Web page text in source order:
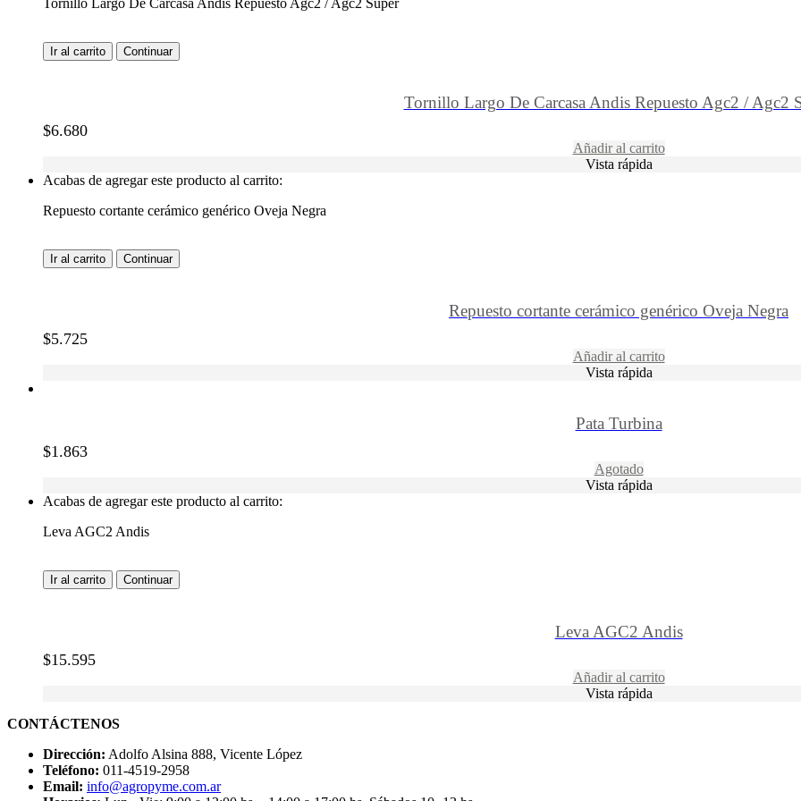
Ir al carrito Continuar
Tornillo Largo De Carcasa Andis Repuesto Agc2 / Agc2
$6.680
Añadir al carrito
Vista rápida
Acabas de agregar este producto al carrito:
Repuesto cortante cerámico genérico Oveja Negra
Ir al carrito Continuar
Repuesto cortante cerámico genérico Oveja Negra
$5.725
Añadir al carrito
Vista rápida
Pata Turbina
$1.863
Agotado
Vista rápida
Acabas de agregar este producto al carrito:
Leva AGC2 Andis
Ir al carrito Continuar
Leva AGC2 Andis
$15.595
Añadir al carrito
Vista rápida
CONTÁCTENOS
Dirección: Adolfo Alsina 888, Vicente López
Teléfono: 011-4519-2958
Email: info@agropyme.com.ar